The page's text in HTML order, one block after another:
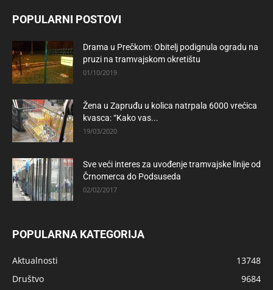
POPULARNI POSTOVI
Drama u Prečkom: Obitelj podignula ogradu na
pruzi na tramvajskom okretištu
01/10/2019
Žena u Zapruđu u kolica natrpala 6000 vrećica
kvasca: “Kako vas...
19/03/2020
Sve veći interes za uvođenje tramvajske linije od
Črnomerca do Podsuseda
02/02/2017
POPULARNA KATEGORIJA
Aktualnosti
13748
Društvo
9684